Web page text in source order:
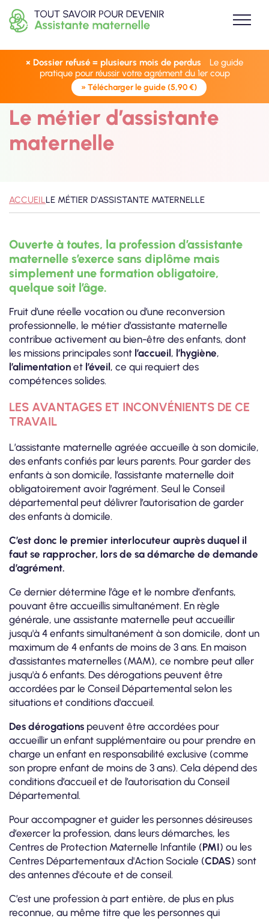
× Dossier refusé = plusieurs mois de perdus
Le guide
pratique pour réussir votre agrément du 1er coup
» Télécharger le guide (5,90 €)
Le métier d’assistante
maternelle
ACCUEILLE MÉTIER D'ASSISTANTE MATERNELLE
Ouverte à toutes, la profession d’assistante
maternelle s’exerce sans diplôme mais
simplement une formation obligatoire,
quelque soit l’âge.
Fruit d’une réelle vocation ou d’une reconversion
professionnelle, le métier d’assistante maternelle
contribue activement au bien-être des enfants, dont
les missions principales sont l’accueil, l’hygiène,
l’alimentation et l’éveil, ce qui requiert des
compétences solides.
LES AVANTAGES ET INCONVÉNIENTS DE CE
TRAVAIL
L’assistante maternelle agréée accueille à son domicile,
des enfants confiés par leurs parents. Pour garder des
enfants à son domicile, l’assistante maternelle doit
obligatoirement avoir l’agrément. Seul le Conseil
départemental peut délivrer l’autorisation de garder
des enfants à domicile.
C’est donc le premier interlocuteur auprès duquel il
faut se rapprocher, lors de sa démarche de demande
d’agrément.
Ce dernier détermine l’âge et le nombre d’enfants,
pouvant être accueillis simultanément. En règle
générale, une assistante maternelle peut accueillir
jusqu'à 4 enfants simultanément à son domicile, dont un
maximum de 4 enfants de moins de 3 ans. En maison
d'assistantes maternelles (MAM), ce nombre peut aller
jusqu'à 6 enfants. Des dérogations peuvent être
accordées par le Conseil Départemental selon les
situations et conditions d'accueil.
Des dérogations peuvent être accordées pour
accueillir un enfant supplémentaire ou pour prendre en
charge un enfant en responsabilité exclusive (comme
son propre enfant de moins de 3 ans). Cela dépend des
conditions d’accueil et de l’autorisation du Conseil
Départemental.
Pour accompagner et guider les personnes désireuses
d’exercer la profession, dans leurs démarches, les
Centres de Protection Maternelle Infantile (PMI) ou les
Centres Départementaux d'Action Sociale (CDAS) sont
des antennes d'écoute et de conseil.
C’est une profession à part entière, de plus en plus
reconnue, au même titre que les personnes qui